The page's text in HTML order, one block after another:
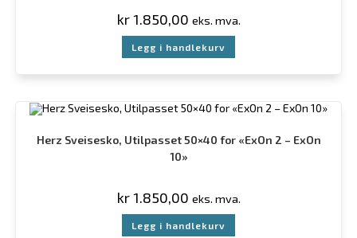
kr1.850,00 eks. mva.
Legg i handlekurv
Herz Sveisesko, Utilpasset 50×40 for «ExOn 2 – ExOn
10»
kr1.850,00 eks. mva.
Legg i handlekurv